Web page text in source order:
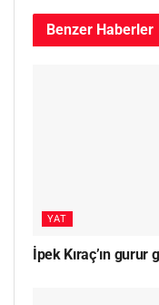
Benzer Haberler
YAT
İpek Kıraç’ın